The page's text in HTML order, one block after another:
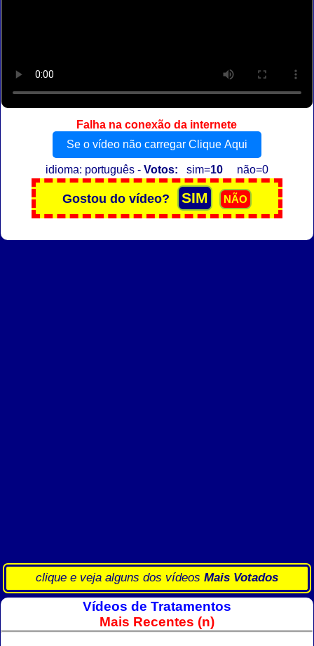
Falha na conexão da internete
Se o vídeo não carregar Clique Aqui
idioma: português - Votos: sim=10não=0
clique e veja alguns dos vídeos Mais Votados
Vídeos de Tratamentos
Mais Recentes (n)